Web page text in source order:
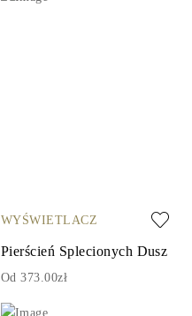
WYŚWIETLACZ
Pierścień Splecionych Dusz
Od 373.00zł